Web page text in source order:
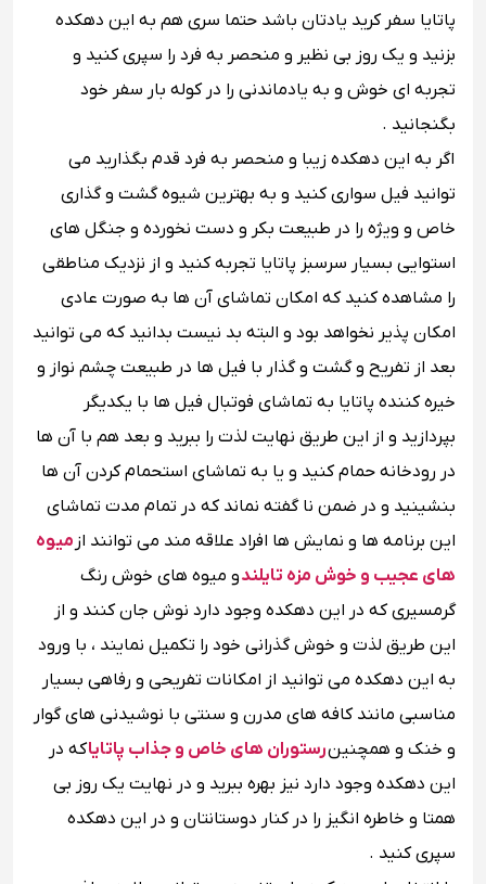
پاتایا سفر کرید یادتان باشد حتما سری هم به این دهکده
بزنید و یک روز بی نظیر و منحصر به فرد را سپری کنید و
تجربه ای خوش و به یادماندنی را در کوله بار سفر خود
بگنجانید .
اگر به این دهکده زیبا و منحصر به فرد قدم بگذارید می
توانید فیل سواری کنید و به بهترین شیوه گشت و گذاری
خاص و ویژه را در طبیعت بکر و دست نخورده و جنگل های
استوایی بسیار سرسبز پاتایا تجربه کنید و از نزدیک مناطقی
را مشاهده کنید که امکان تماشای آن ها به صورت عادی
امکان پذیر نخواهد بود و البته بد نیست بدانید که می توانید
بعد از تفریح و گشت و گذار با فیل ها در طبیعت چشم نواز و
خیره کننده پاتایا به تماشای فوتبال فیل ها با یکدیگر
بپردازید و از این طریق نهایت لذت را ببرید و بعد هم با آن ها
در رودخانه حمام کنید و یا به تماشای استحمام کردن آن ها
بنشینید و در ضمن نا گفته نماند که در تمام مدت تماشای
این برنامه ها و نمایش ها افراد علاقه مند می توانند از میوه
های عجیب و خوش مزه تایلندو میوه های خوش رنگ
گرمسیری که در این دهکده وجود دارد نوش جان کنند و از
این طریق لذت و خوش گذرانی خود را تکمیل نمایند ، با ورود
به این دهکده می توانید از امکانات تفریحی و رفاهی بسیار
مناسبی مانند کافه های مدرن و سنتی با نوشیدنی های گوار
و خنک و همچنینرستوران های خاص و جذاب پاتایاکه در
این دهکده وجود دارد نیز بهره ببرید و در نهایت یک روز بی
همتا و خاطره انگیز را در کنار دوستانتان و در این دهکده
سپری کنید .